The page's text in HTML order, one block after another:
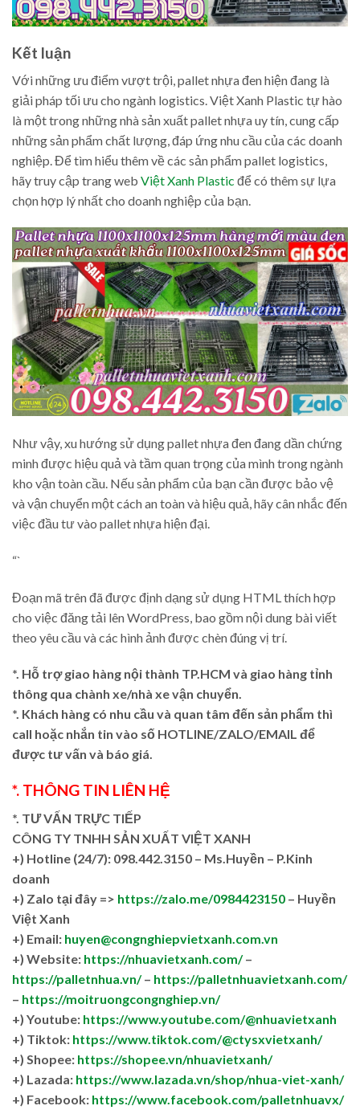
Kết luận
Với những ưu điểm vượt trội, pallet nhựa đen hiện đang là
giải pháp tối ưu cho ngành logistics. Việt Xanh Plastic tự hào
là một trong những nhà sản xuất pallet nhựa uy tín, cung cấp
những sản phẩm chất lượng, đáp ứng nhu cầu của các doanh
nghiệp. Để tìm hiểu thêm về các sản phẩm pallet logistics,
hãy truy cập trang web Việt Xanh Plastic để có thêm sự lựa
chọn hợp lý nhất cho doanh nghiệp của bạn.
Như vậy, xu hướng sử dụng pallet nhựa đen đang dần chứng
minh được hiệu quả và tầm quan trọng của mình trong ngành
kho vận toàn cầu. Nếu sản phẩm của bạn cần được bảo vệ
và vận chuyển một cách an toàn và hiệu quả, hãy cân nhắc đến
việc đầu tư vào pallet nhựa hiện đại.
“`
Đoạn mã trên đã được định dạng sử dụng HTML thích hợp
cho việc đăng tải lên WordPress, bao gồm nội dung bài viết
theo yêu cầu và các hình ảnh được chèn đúng vị trí.
*. Hỗ trợ giao hàng nội thành TP.HCM và giao hàng tỉnh
thông qua chành xe/nhà xe vận chuyển.
*. Khách hàng có nhu cầu và quan tâm đến sản phẩm thì
call hoặc nhắn tin vào số HOTLINE/ZALO/EMAIL để
được tư vấn và báo giá.
*. THÔNG TIN LIÊN HỆ
*. TƯ VẤN TRỰC TIẾP
CÔNG TY TNHH SẢN XUẤT VIỆT XANH
+) Hotline (24/7): 098.442.3150 – Ms.Huyền – P.Kinh
doanh
+) Zalo tại đây => https://zalo.me/0984423150 – Huyền
Việt Xanh
+) Email: huyen@congnghiepvietxanh.com.vn
+) Website: https://nhuavietxanh.com/–
https://palletnhua.vn/– https://palletnhuavietxanh.com/
– https://moitruongcongnghiep.vn/
+) Youtube: https://www.youtube.com/@nhuavietxanh
+) Tiktok: https://www.tiktok.com/@ctysxvietxanh/
+) Shopee: https://shopee.vn/nhuavietxanh/
+) Lazada: https://www.lazada.vn/shop/nhua-viet-xanh/
+) Facebook: https://www.facebook.com/palletnhuavx/